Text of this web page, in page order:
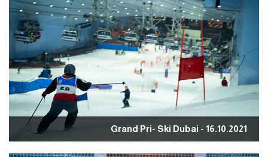
Grand Pri- Ski Dubai - 16.10.2021